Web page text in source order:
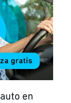
en